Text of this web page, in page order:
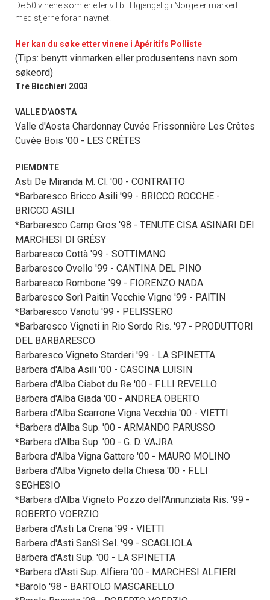
De 50 vinene som er eller vil bli tilgjengelig i Norge er markert
med stjerne foran navnet.
Her kan du søke etter vinene i Apéritifs Polliste
(Tips: benytt vinmarken eller produsentens navn som
søkeord)
Tre Bicchieri 2003
VALLE D'AOSTA
Valle d'Aosta Chardonnay Cuvée Frissonnière Les Crêtes
Cuvée Bois '00 - LES CRÊTES
PIEMONTE
Asti De Miranda M. Cl. '00 - CONTRATTO
*Barbaresco Bricco Asili '99 - BRICCO ROCCHE -
BRICCO ASILI
*Barbaresco Camp Gros '98 - TENUTE CISA ASINARI DEI
MARCHESI DI GRÉSY
Barbaresco Cottà '99 - SOTTIMANO
Barbaresco Ovello '99 - CANTINA DEL PINO
Barbaresco Rombone '99 - FIORENZO NADA
Barbaresco Sorì Paitin Vecchie Vigne '99 - PAITIN
*Barbaresco Vanotu '99 - PELISSERO
*Barbaresco Vigneti in Rio Sordo Ris. '97 - PRODUTTORI
DEL BARBARESCO
Barbaresco Vigneto Starderi '99 - LA SPINETTA
Barbera d'Alba Asili '00 - CASCINA LUISIN
Barbera d'Alba Ciabot du Re '00 - F.LLI REVELLO
Barbera d'Alba Giada '00 - ANDREA OBERTO
Barbera d'Alba Scarrone Vigna Vecchia '00 - VIETTI
*Barbera d'Alba Sup. '00 - ARMANDO PARUSSO
*Barbera d'Alba Sup. '00 - G. D. VAJRA
Barbera d'Alba Vigna Gattere '00 - MAURO MOLINO
Barbera d'Alba Vigneto della Chiesa '00 - F.LLI
SEGHESIO
*Barbera d'Alba Vigneto Pozzo dell'Annunziata Ris. '99 -
ROBERTO VOERZIO
Barbera d'Asti La Crena '99 - VIETTI
Barbera d'Asti SanSì Sel. '99 - SCAGLIOLA
Barbera d'Asti Sup. '00 - LA SPINETTA
*Barbera d'Asti Sup. Alfiera '00 - MARCHESI ALFIERI
*Barolo '98 - BARTOLO MASCARELLO